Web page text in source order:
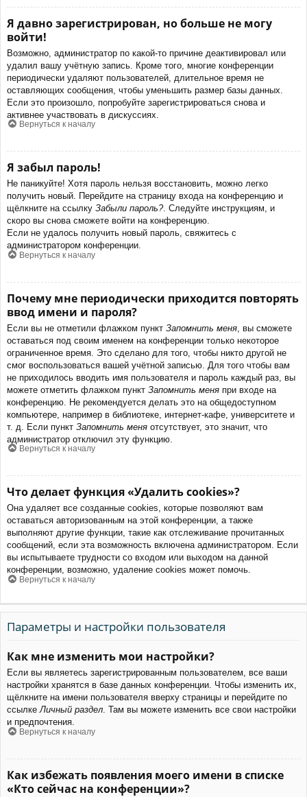
Я давно зарегистрирован, но больше не могу
войти!
Возможно, администратор по какой-то причине деактивировал или
удалил вашу учётную запись. Кроме того, многие конференции
периодически удаляют пользователей, длительное время не
оставляющих сообщения, чтобы уменьшить размер базы данных.
Если это произошло, попробуйте зарегистрироваться снова и
активнее участвовать в дискуссиях.
Вернуться к началу
Я забыл пароль!
Не паникуйте! Хотя пароль нельзя восстановить, можно легко
получить новый. Перейдите на страницу входа на конференцию и
щёлкните на ссылку Забыли пароль?. Следуйте инструкциям, и
скоро вы снова сможете войти на конференцию.
Если не удалось получить новый пароль, свяжитесь с
администратором конференции.
Вернуться к началу
Почему мне периодически приходится повторять
ввод имени и пароля?
Если вы не отметили флажком пункт Запомнить меня , вы сможете
оставаться под своим именем на конференции только некоторое
ограниченное время. Это сделано для того, чтобы никто другой не
смог воспользоваться вашей учётной записью. Для того чтобы вам
не приходилось вводить имя пользователя и пароль каждый раз, вы
можете отметить флажком пункт Запомнить меня при входе на
конференцию. Не рекомендуется делать это на общедоступном
компьютере, например в библиотеке, интернет-кафе, университете и
т. д. Если пункт Запомнить меня отсутствует, это значит, что
администратор отключил эту функцию.
Вернуться к началу
Что делает функция «Удалить cookies»?
Она удаляет все созданные cookies, которые позволяют вам
оставаться авторизованным на этой конференции, а также
выполняют другие функции, такие как отслеживание прочитанных
сообщений, если эта возможность включена администратором. Если
вы испытываете трудности со входом или выходом на данной
конференции, возможно, удаление cookies может помочь.
Вернуться к началу
Параметры и настройки пользователя
Как мне изменить мои настройки?
Если вы являетесь зарегистрированным пользователем, все ваши
настройки хранятся в базе данных конференции. Чтобы изменить их,
щёлкните на имени пользователя вверху страницы и перейдите по
ссылкеЛичный раздел. Там вы можете изменить все свои настройки
и предпочтения.
Вернуться к началу
Как избежать появления моего имени в списке
«Кто сейчас на конференции»?